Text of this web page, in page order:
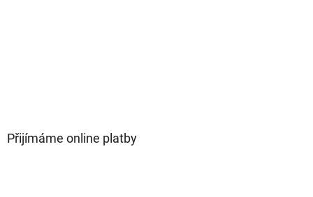
Přijímáme online platby